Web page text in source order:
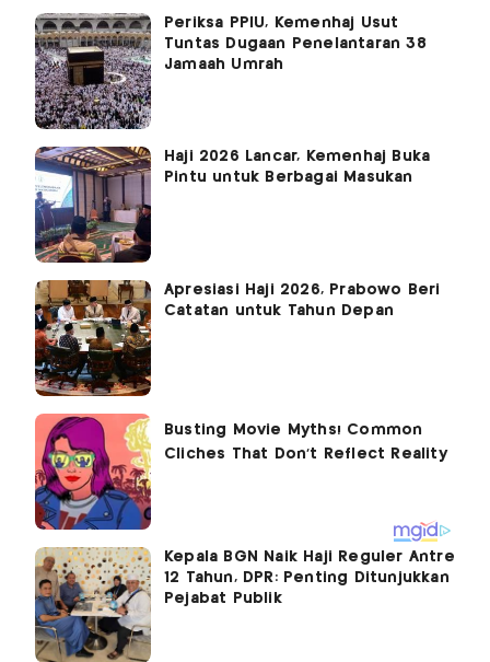
Periksa PPIU, Kemenhaj Usut
Tuntas Dugaan Penelantaran 38
Jamaah Umrah
Haji 2026 Lancar, Kemenhaj Buka
Pintu untuk Berbagai Masukan
Apresiasi Haji 2026, Prabowo Beri
Catatan untuk Tahun Depan
Kepala BGN Naik Haji Reguler Antre
12 Tahun, DPR: Penting Ditunjukkan
Pejabat Publik